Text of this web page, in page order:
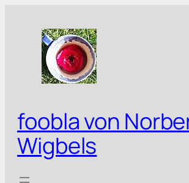
springen
foobla von
Wigbels